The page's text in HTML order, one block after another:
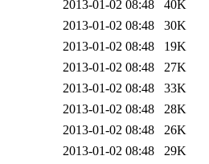
2013-01-02 08:48
40K
2013-01-02 08:48
30K
2013-01-02 08:48
19K
2013-01-02 08:48
27K
2013-01-02 08:48
33K
2013-01-02 08:48
28K
2013-01-02 08:48
26K
2013-01-02 08:48
29K